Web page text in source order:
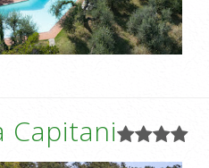
Capitani